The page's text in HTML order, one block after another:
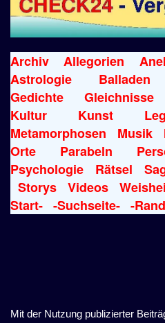
Archiv Allegorien
Astrologie
Balladen
Gedichte
Gleichnisse
Kultur
Kunst
Metamorphosen
Musik
Orte
Parabeln
Psychologie
Rätsel
Storys
Videos
Start- -Suchseite- -
Mit der Nutzung publizierter